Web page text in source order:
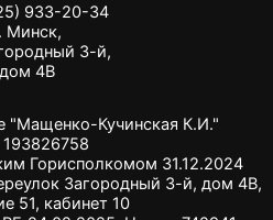
933-20-34
Минск,
3-й,
дом 4В
"Мащенко-Кучинская К.И."
Горисполкомом 31.12.2024
Загородный 3-й, дом 4В,
51, кабинет 10